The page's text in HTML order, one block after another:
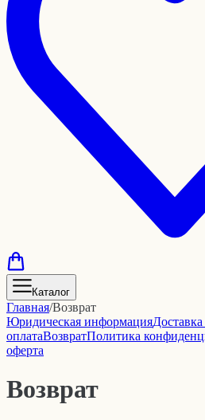
Каталог
Главная/Возврат
Юридическая информация
оплатаВозвратПолитика
оферта
Возврат